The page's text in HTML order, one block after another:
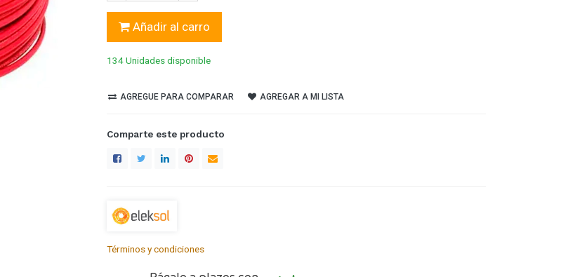
Añadir al carro
134 Unidadesdisponible
AGREGUE PARA COMPARAR AGREGAR A MI LISTA
Comparte este producto
Términos y condiciones